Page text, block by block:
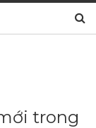
trong